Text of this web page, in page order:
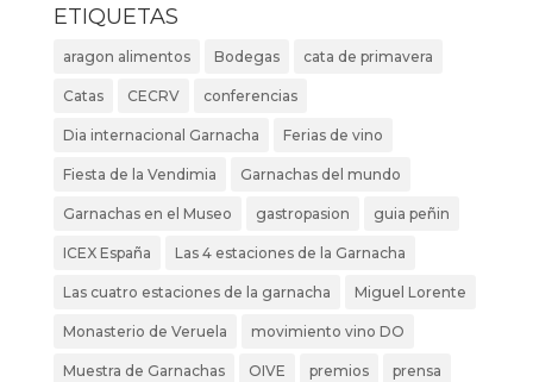
ETIQUETAS
aragon alimentos Bodegas cata de primavera
Catas CECRV conferencias
Dia internacional Garnacha Ferias de vino
Fiesta de la Vendimia Garnachas del mundo
Garnachas en el Museo gastropasion guia peñin
ICEX España Las 4 estaciones de la Garnacha
Las cuatro estaciones de la garnacha Miguel Lorente
Monasterio de Veruela movimiento vino DO
Muestra de Garnachas OIVE premios prensa